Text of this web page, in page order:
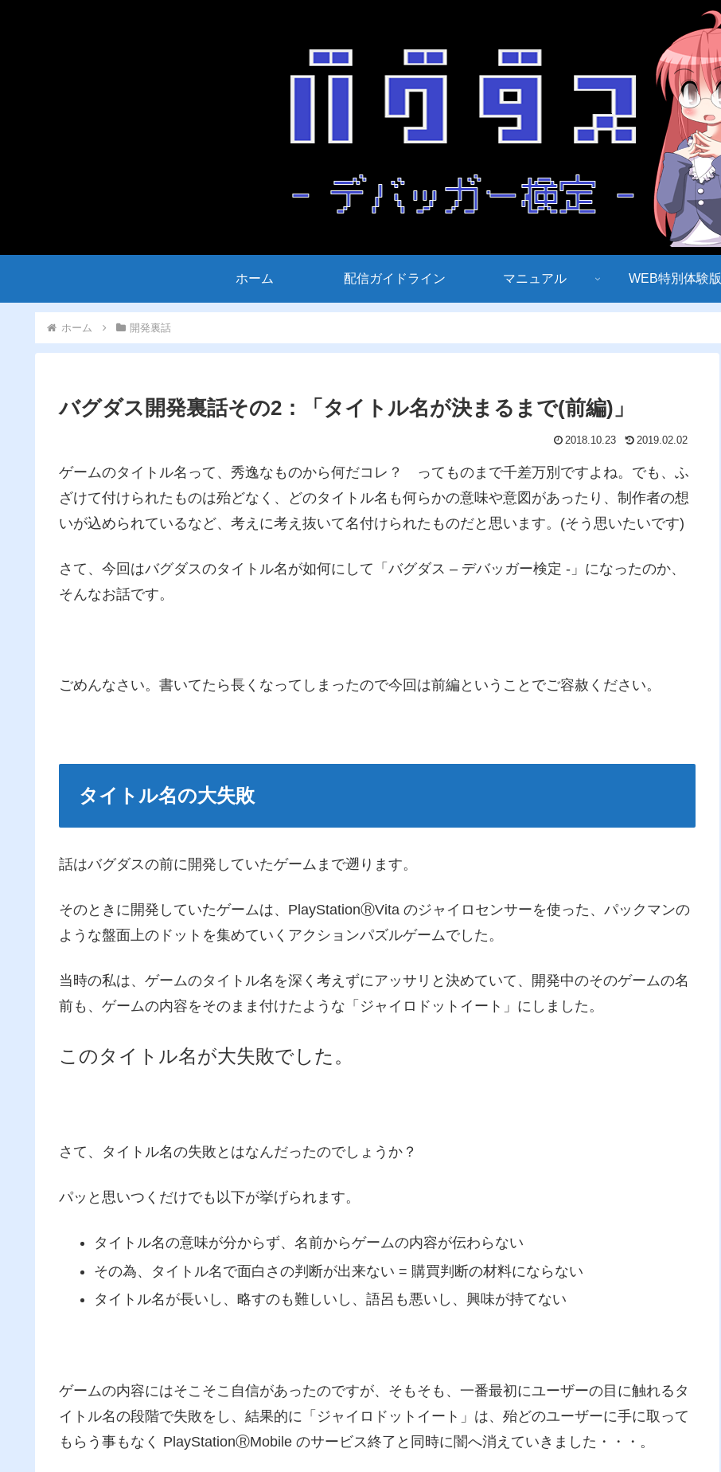
ホーム 配信ガイドライン マニュアル WEB特別体験版
ホーム 開発裏話
バグダス開発裏話その2：「タイトル名が決まるまで(前編)」
2018.10.23 2019.02.02
ゲームのタイトル名って、秀逸なものから何だコレ？ ってものまで千差万別ですよね。でも、ふ
ざけて付けられたものは殆どなく、どのタイトル名も何らかの意味や意図があったり、制作者の想
いが込められているなど、考えに考え抜いて名付けられたものだと思います。(そう思いたいです)
さて、今回はバグダスのタイトル名が如何にして「バグダス – デバッガー検定 -」になったのか、
そんなお話です。
ごめんなさい。書いてたら長くなってしまったので今回は前編ということでご容赦ください。
タイトル名の大失敗
話はバグダスの前に開発していたゲームまで遡ります。
そのときに開発していたゲームは、PlayStationⓇVita のジャイロセンサーを使った、パックマンの
ような盤面上のドットを集めていくアクションパズルゲームでした。
当時の私は、ゲームのタイトル名を深く考えずにアッサリと決めていて、開発中のそのゲームの名
前も、ゲームの内容をそのまま付けたような「ジャイロドットイート」にしました。
このタイトル名が大失敗でした。
さて、タイトル名の失敗とはなんだったのでしょうか？
パッと思いつくだけでも以下が挙げられます。
タイトル名の意味が分からず、名前からゲームの内容が伝わらない
その為、タイトル名で面白さの判断が出来ない = 購買判断の材料にならない
タイトル名が長いし、略すのも難しいし、語呂も悪いし、興味が持てない
ゲームの内容にはそこそこ自信があったのですが、そもそも、一番最初にユーザーの目に触れるタ
イトル名の段階で失敗をし、結果的に「ジャイロドットイート」は、殆どのユーザーに手に取って
もらう事もなく PlayStationⓇMobile のサービス終了と同時に闇へ消えていきました・・・。